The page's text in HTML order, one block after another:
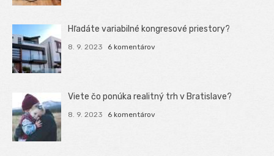
Hľadáte variabilné kongresové priestory?
8. 9. 2023 6 komentárov
Viete čo ponúka realitný trh v Bratislave?
8. 9. 2023 6 komentárov